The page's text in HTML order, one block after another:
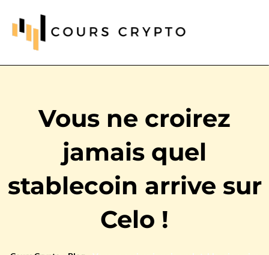
Vous ne croirez
jamais quel
stablecoin arrive sur
Celo !